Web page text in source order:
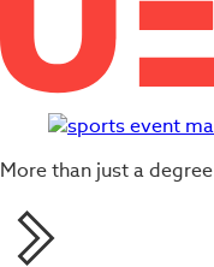
More than just a degree